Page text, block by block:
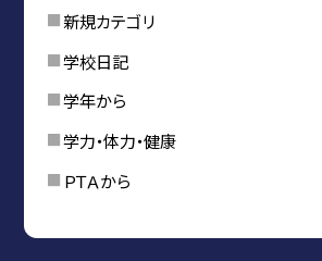
新規カテゴリ
学校日記
学年から
学力・体力・健康
ＰＴＡから